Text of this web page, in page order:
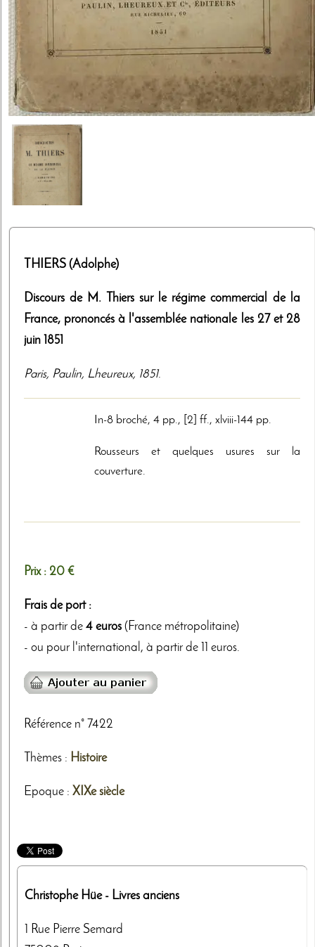
THIERS (Adolphe)
Discours de M. Thiers sur le régime commercial de la
France, prononcés à l'assemblée nationale les 27 et 28
juin 1851
Paris, Paulin, Lheureux, 1851.
In-8 broché, 4 pp., [2] ff., xlviii-144 pp.
Rousseurs et quelques usures sur la
couverture.
Prix : 20 €
Frais de port :
- à partir de 4 euros (France métropolitaine)
- ou pour l'international, à partir de 11 euros.
Référence n° 7422
Thèmes : Histoire
Epoque : XIXe siècle
Christophe Hüe- Livres anciens
1 Rue Pierre Semard